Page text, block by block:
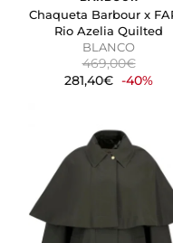
Chaqueta Barbour x
Rio Azelia Quilted
BLANCO
469,00€
281,40€ -40%